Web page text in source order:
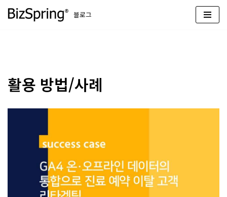
건
너
블로그
활용 방법/사례